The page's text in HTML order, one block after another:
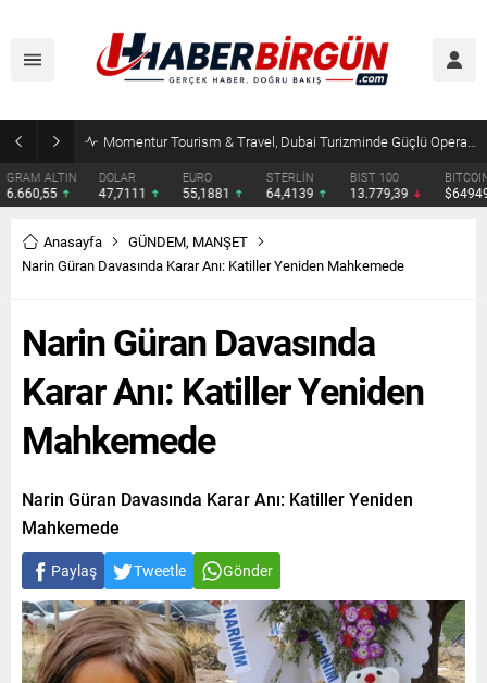
Erdoğan, Suudi Arabistan’da Muhammed Bin Selman ve Şahbaz Şerif ile Görüşecek
DOLAR
47,7111
EURO
55,1881
STERLİN
64,4139
BIST 100
13.779,39
BITCOIN
$64949
Anasayfa GÜNDEM, MANŞET
Narin Güran Davasında Karar Anı: Katiller Yeniden Mahkemede
Narin Güran Davasında
Karar Anı: Katiller Yeniden
Mahkemede
Narin Güran Davasında Karar Anı: Katiller Yeniden
Mahkemede
Paylaş Tweetle Gönder